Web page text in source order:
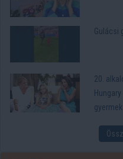
Gulácsi
20.